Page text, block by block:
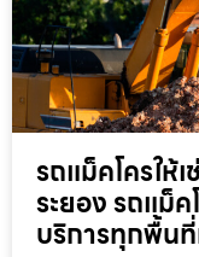
รถแม็คโครให้
ระยอง รถแม็ค
บริการทุกพื้น